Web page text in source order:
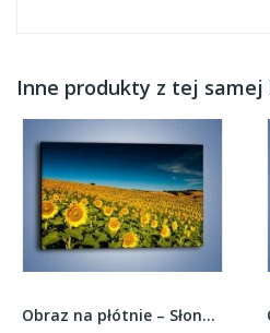
Inne produkty z tej samej
Obraz na płótnie – Słonecznikowe uśmiechnięte...